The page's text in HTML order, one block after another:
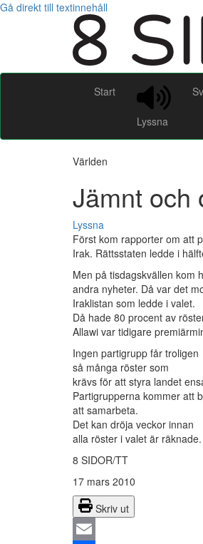
Gå direkt till textinnehåll
Start
Lyssna
Världen
Jämnt och
Lyssna
Först kom rapporter om att
Irak. Rättsstaten ledde i
Men på tisdagskvällen kom
andra nyheter. Då var det
Iraklistan som ledde i valet.
Då hade 80 procent av
Allawi var tidigare
Ingen partigrupp får troligen
så många röster som
krävs för att styra landet
Partigrupperna kommer att
att samarbeta.
Det kan dröja veckor innan
alla röster i valet är räknade.
8 SIDOR/TT
17 mars 2010
Skriv ut